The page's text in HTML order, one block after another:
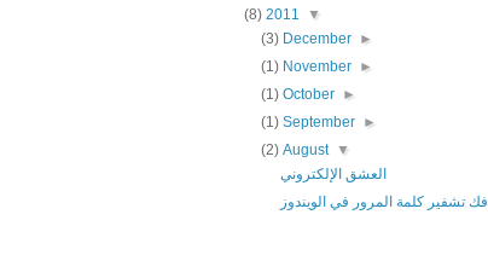
▼
2011
(8)
►
December
(3)
►
November
(1)
►
October
(1)
►
September
(1)
▼
August
(2)
العشق الإلكتروني
فك تشفير كلمة المرور في الويندوز